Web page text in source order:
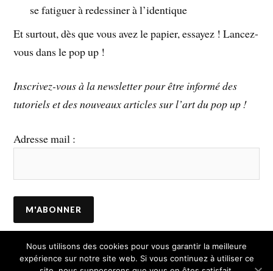
se fatiguer à redessiner à l’identique
Et surtout, dès que vous avez le papier, essayez ! Lancez-
vous dans le pop up !
Inscrivez-vous à la newsletter pour être informé des
tutoriels et des nouveaux articles sur l’art du pop up !
Adresse mail :
Nous utilisons des cookies pour vous garantir la meilleure
expérience sur notre site web. Si vous continuez à utiliser ce